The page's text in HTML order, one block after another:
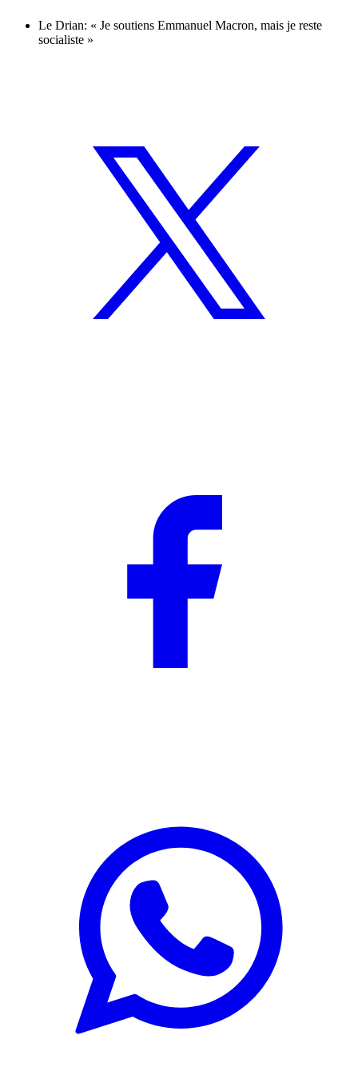
Le Drian: « Je soutiens Emmanuel Macron, mais je reste
socialiste »